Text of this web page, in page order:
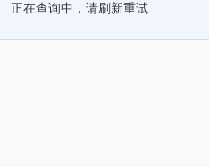
正在查询中，请刷新重试